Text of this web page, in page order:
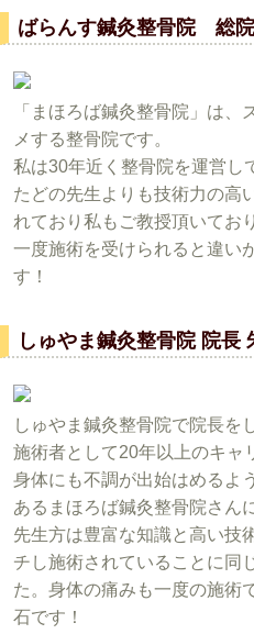
ばらんす鍼灸整骨院 総
「まほろば鍼灸整骨院」は、
メする整骨院です。
私は30年近く整骨院を運営し
たどの先生よりも技術力の高
れており私もご教授頂いてお
一度施術を受けられると違い
す！
しゅやま鍼灸整骨院 院長
しゅやま鍼灸整骨院で院長を
施術者として20年以上のキャ
身体にも不調が出始はめるよ
あるまほろば鍼灸整骨院さん
先生方は豊富な知識と高い技
チし施術されていることに同
た。身体の痛みも一度の施術
石です！